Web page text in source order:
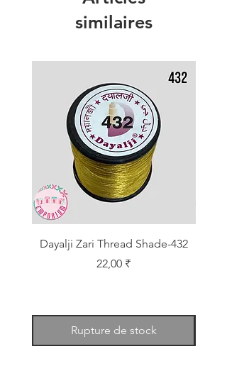
similaires
Dayalji Zari Thread Shade-432
Prix
22,00 ₹
Rupture de stock